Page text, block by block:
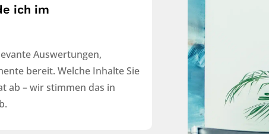
ich im
Auswertungen,
bereit. Welche Inhalte Sie
ab – wir stimmen das in